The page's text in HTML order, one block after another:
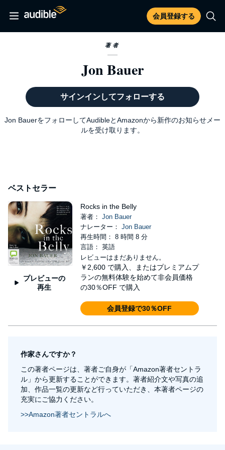
会員登録する
著者
Jon Bauer
サインインしてフォローする
Jon BauerをフォローしてAudibleとAmazonから新作のお知らせメー
ルを受け取ります。
ベストセラー
プレビューの
再生
Rocks in the Belly
著者： Jon Bauer
ナレーター： Jon Bauer
再生時間： 8 時間 8 分
言語： 英語
レビューはまだありません。
￥2,600 で購入、またはプレミアムプ
ランの無料体験を始めて非会員価格
の30％OFF で購入
会員登録で30％OFF
作家さんですか？
この著者ページは、著者ご自身が「Amazon著者セントラ
ル」から更新することができます。著者紹介文や写真の追
加、作品一覧の更新など行っていただき、本著者ページの
充実にご協力ください。
>>Amazon著者セントラルへ